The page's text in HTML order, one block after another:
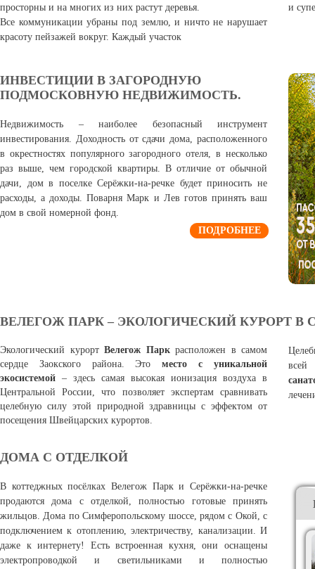
просторны и на многих из них растут деревья.
Все коммуникации убраны под землю, и ничто не нарушает
красоту пейзажей вокруг. Каждый участок
и
ИНВЕСТИЦИИ В ЗАГОРОДНУЮ
ПОДМОСКОВНУЮ НЕДВИЖИМОСТЬ.
Недвижимость – наиболее безопасный инструмент
инвестирования. Доходность от сдачи дома, расположенного
в окрестностях популярного загородного отеля, в несколько
раз выше, чем городской квартиры. В отличие от обычной
дачи, дом в поселке Серёжки-на-речке будет приносить не
расходы, а доходы. Поварня Марк и Лев готов принять ваш
дом в свой номерной фонд.
ПОДРОБНЕЕ
ВЕЛЕГОЖ ПАРК – ЭКОЛОГИЧЕСКИЙ КУРОРТ В
Экологический курорт Велегож Паркрасположен в самом
сердце Заокского района. Этоместо с уникальной
экосистемой – здесь самая высокая ионизация воздуха в
Центральной России, что позволяет экспертам сравнивать
целебную силу этой природной здравницы с эффектом от
посещения Швейцарских курортов.
всей
ДОМА С ОТДЕЛКОЙ
В коттеджных посёлках Велегож Парк и Серёжки-на-речке
продаются дома с отделкой, полностью готовые принять
жильцов. Дома по Симферопольскому шоссе, рядом с Окой, с
подключением к отоплению, электричеству, канализации. И
даже к интернету! Есть встроенная кухня, они оснащены
электропроводкой и светильниками и полностью